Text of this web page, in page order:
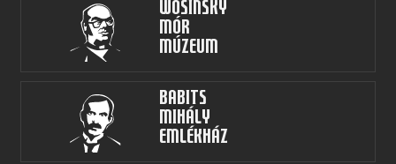
Wosinsky
Mór
Múzeum
Babits
Mihály
Emlékház